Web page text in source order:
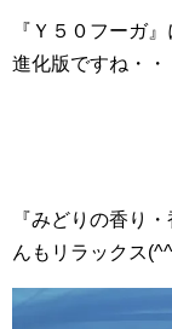
『Ｙ５０フーガ
進化版ですね・・
『みどりの香り
んもリラックス